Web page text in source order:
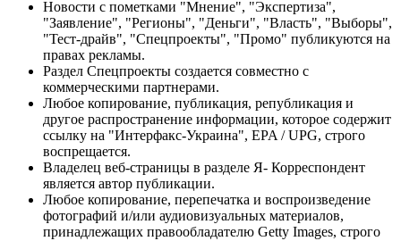
Новости с пометками "Мнение", "Экспертиза",
"Заявление", "Регионы", "Деньги", "Власть", "Выборы",
"Тест-драйв", "Спецпроекты", "Промо" публикуются на
правах рекламы.
Раздел Спецпроекты создается совместно с
коммерческими партнерами.
Любое копирование, публикация, републикация и
другое распространение информации, которое содержит
ссылку на "Интерфакс-Украина", EPA / UPG, строго
воспрещается.
Владелец веб-страницы в разделе Я- Корреспондент
является автор публикации.
Любое копирование, перепечатка и воспроизведение
фотографий и/или аудиовизуальных материалов,
принадлежащих правообладателю Getty Images, строго